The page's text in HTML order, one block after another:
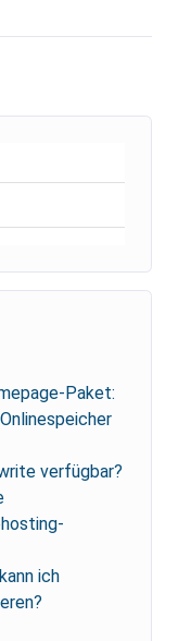
Paket:
verfügbar?
ich